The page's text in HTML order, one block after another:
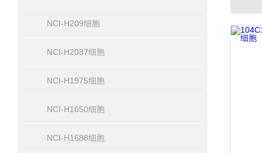
NCI-H209细胞
NCI-H2087细胞
NCI-H1975细胞
NCI-H1650细胞
NCI-H1688细胞